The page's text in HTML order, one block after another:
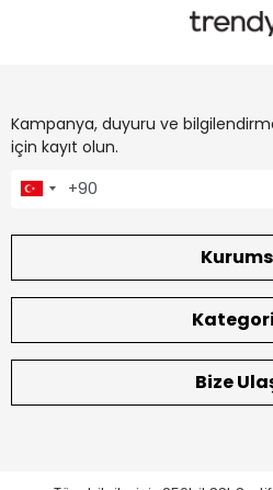
Kampanya, duyuru ve
için kayıt olun.
Bize